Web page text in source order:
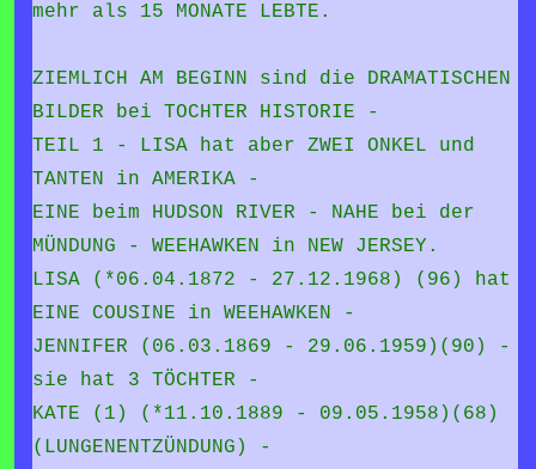
mehr als 15 MONATE LEBTE.
ZIEMLICH AM BEGINN sind die DRAMATISCHEN
BILDER bei TOCHTER HISTORIE -
TEIL 1 - LISA hat aber ZWEI ONKEL und
TANTEN in AMERIKA -
EINE beim HUDSON RIVER - NAHE bei der
MÜNDUNG - WEEHAWKEN in NEW JERSEY.
LISA (*06.04.1872 - 27.12.1968) (96) hat
EINE COUSINE in WEEHAWKEN -
JENNIFER (06.03.1869 - 29.06.1959)(90) -
sie hat 3 TÖCHTER -
KATE (1) (*11.10.1889 - 09.05.1958)(68)
(LUNGENENTZÜNDUNG) -